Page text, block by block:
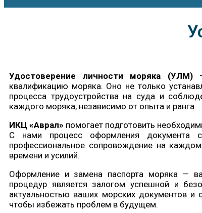
Удостоверение личности моряка (УЛМ)—
квалификацию моряка. Оно не только
процесса трудоустройства на суда и
каждого моряка, независимо от опыта и ранга.
ИКЦ «Аврал» помогает подготовить
С нами процесс оформления документа
профессиональное сопровождение на
времени и усилий.
Оформление и замена паспорта моряка —
процедур является залогом успешной и
актуальностью ваших морских документов
чтобы избежать проблем в будущем.